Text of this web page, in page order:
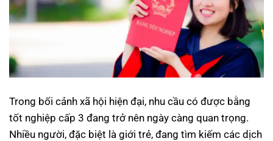
Trong bối cảnh xã hội hiện đại, nhu cầu có được bằng
tốt nghiệp cấp 3 đang trở nên ngày càng quan trọng.
Nhiều người, đặc biệt là giới trẻ, đang tìm kiếm các dịch